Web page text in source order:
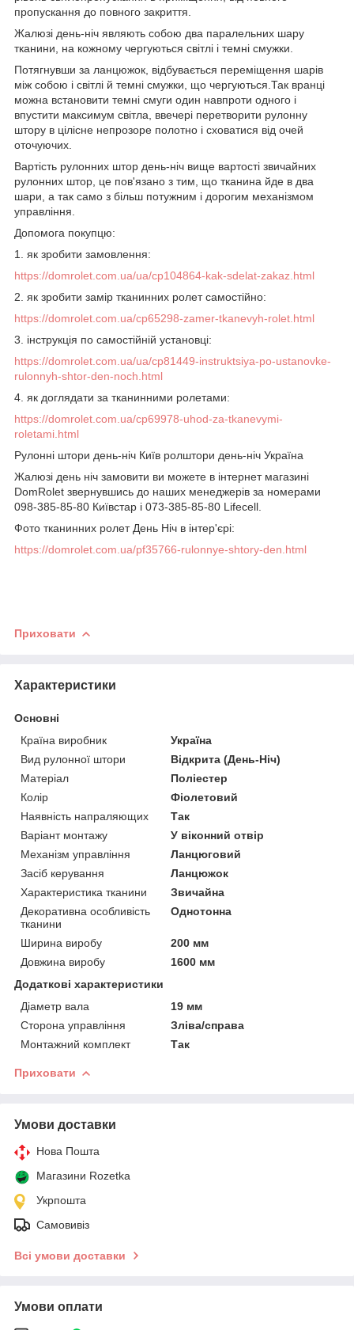
пропускання до повного закриття.
Жалюзі день-ніч являють собою два паралельних шару
тканини, на кожному чергуються світлі і темні смужки.
Потягнувши за ланцюжок, відбувається переміщення шарів
між собою і світлі й темні смужки, що чергуються.Так вранці
можна встановити темні смуги один навпроти одного і
впустити максимум світла, ввечері перетворити рулонну
штору в цілісне непрозоре полотно і сховатися від очей
оточуючих.
Вартість рулонних штор день-ніч вище вартості звичайних
рулонних штор, це пов'язано з тим, що тканина йде в два
шари, а так само з більш потужним і дорогим механізмом
управління.
Допомога покупцю:
1. як зробити замовлення:
https://domrolet.com.ua/ua/cp104864-kak-sdelat-zakaz.html
2. як зробити замір тканинних ролет самостійно:
https://domrolet.com.ua/cp65298-zamer-tkanevyh-rolet.html
3. інструкція по самостійній установці:
https://domrolet.com.ua/ua/cp81449-instruktsiya-po-ustanovke-
rulonnyh-shtor-den-noch.html
4. як доглядати за тканинними ролетами:
https://domrolet.com.ua/cp69978-uhod-za-tkanevymi-
roletami.html
Рулонні штори день-ніч Київ ролштори день-ніч Україна
Жалюзі день ніч замовити ви можете в інтернет магазині
DomRolet звернувшись до наших менеджерів за номерами
098-385-85-80 Київстар і 073-385-85-80 Lifecell.
Фото тканинних ролет День Ніч в інтер'єрі:
https://domrolet.com.ua/pf35766-rulonnye-shtory-den.html
Приховати
Характеристики
Основні
Країна виробник
Україна
Вид рулонної штори
Відкрита (День-Ніч)
Матеріал
Поліестер
Колір
Фіолетовий
Наявність напраляющих
Так
Варіант монтажу
У віконний отвір
Механізм управління
Ланцюговий
Засіб керування
Ланцюжок
Характеристика тканини
Звичайна
Декоративна особливість
тканини
Однотонна
Ширина виробу
200 мм
Довжина виробу
1600 мм
Додаткові характеристики
Діаметр вала
19 мм
Сторона управління
Зліва/справа
Монтажний комплект
Так
Приховати
Умови доставки
Нова Пошта
Магазини Rozetka
Укрпошта
Самовивіз
Всі умови доставки
Умови оплати